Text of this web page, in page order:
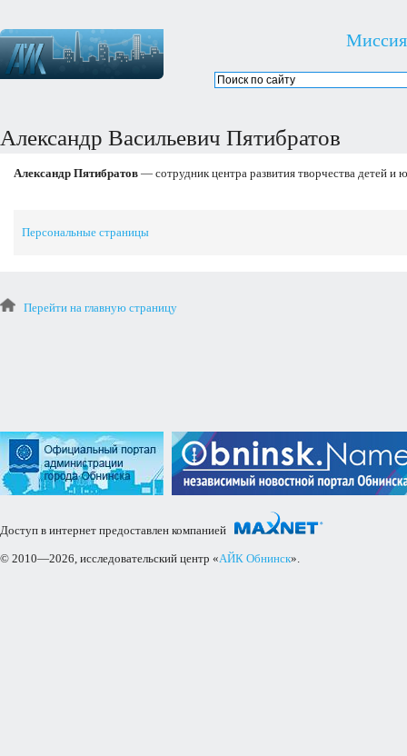
Миссия
Александр Васильевич Пятибратов
Александр Пятибратов — сотрудник центра развития творчества детей и
Персональные страницы
Перейти на главную страницу
Доступ в интернет предоставлен компанией
© 2010—2026, исследовательский центр «АЙК Обнинск».